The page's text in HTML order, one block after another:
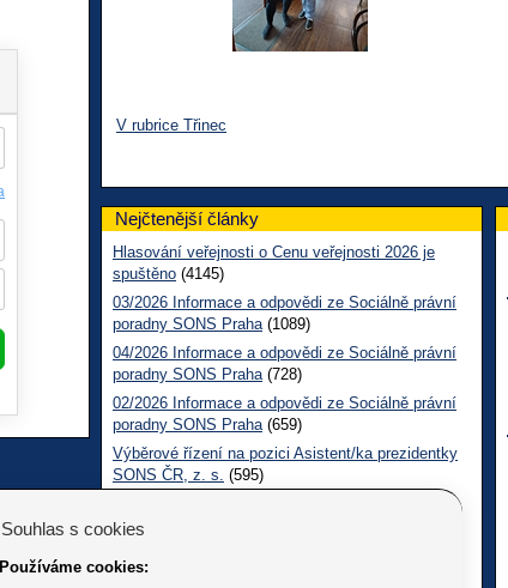
V rubrice Třinec
Nejčtenější články
Hlasování veřejnosti o Cenu veřejnosti 2026 je
spuštěno (4145)
03/2026 Informace a odpovědi ze Sociálně právní
poradny SONS Praha (1089)
04/2026 Informace a odpovědi ze Sociálně právní
poradny SONS Praha (728)
02/2026 Informace a odpovědi ze Sociálně právní
poradny SONS Praha (659)
Výběrové řízení na pozici Asistent/ka prezidentky
SONS ČR, z. s. (595)
zrakovým postižením – vyplňte prosím dotazník
Filmový festival o lidských právech Jeden svět
Souhlas s cookies
Používáme cookies: